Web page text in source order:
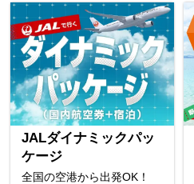
JALダイナミックパッ
ケージ
全国の空港から出発OK！